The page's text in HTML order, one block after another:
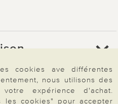
cookies ave différentes
nous utilisons des
expérience d'achat.
les cookies" pour accepter